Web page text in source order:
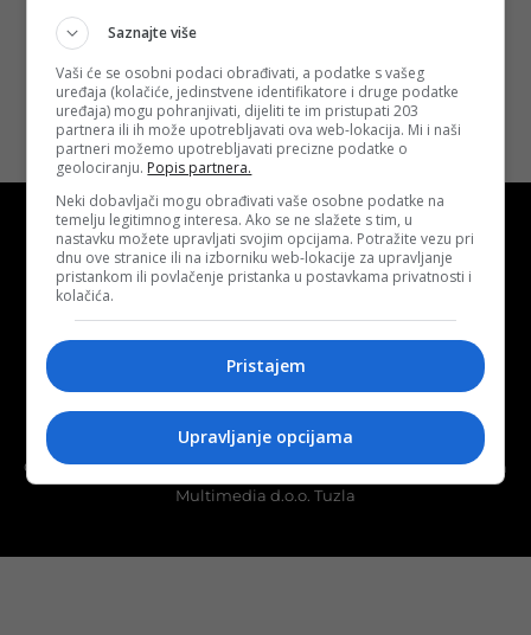
Opširnije
Kontakt O nama Marketing
Uslovi korištenja
Politika kolačića (eng. cookies)
Copyright © 2026 D.S.O. PROMUS TUZLA. Developed by:Futura
Multimedia d.o.o. Tuzla
Saznajte više
Vaši će se osobni podaci obrađivati, a podatke s vašeg
uređaja (kolačiće, jedinstvene identifikatore i druge podatke
uređaja) mogu pohranjivati, dijeliti te im pristupati 203
partnera ili ih može upotrebljavati ova web-lokacija. Mi i naši
partneri možemo upotrebljavati precizne podatke o
geolociranju. Popis partnera.
Neki dobavljači mogu obrađivati vaše osobne podatke na
temelju legitimnog interesa. Ako se ne slažete s tim, u
nastavku možete upravljati svojim opcijama. Potražite vezu pri
dnu ove stranice ili na izborniku web-lokacije za upravljanje
pristankom ili povlačenje pristanka u postavkama privatnosti i
kolačića.
Pristajem
Upravljanje opcijama